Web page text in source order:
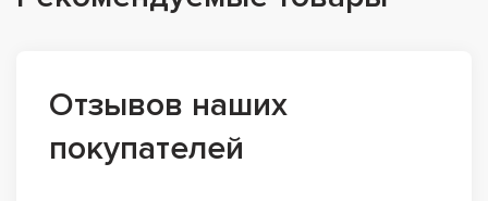
Отзывов наших
покупателей